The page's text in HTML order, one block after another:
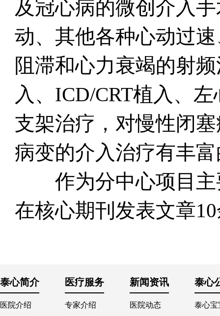
及冠心病的微创介入
动、其他各种心动过
阻滞和心力衰竭的射
入、ICD/CRT植入、
支架治疗，对慢性闭
病变的介入治疗有丰
作为分中心项目主
在核心期刊发表文章
泰心简介 医疗服务 新闻资讯 泰心
医院介绍
专家介绍
医院动态
泰心宝